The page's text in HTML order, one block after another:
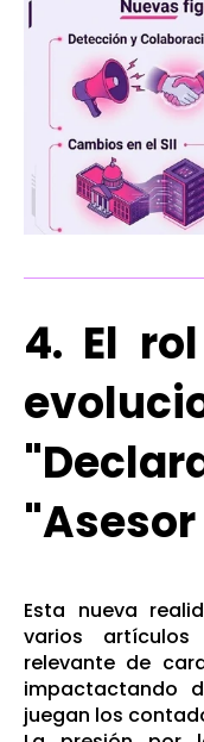
4. El
Esta nueva
varios
relevante de
impactactando
juegan los